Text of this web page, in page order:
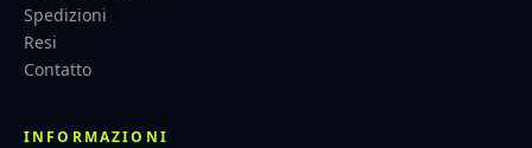
Spedizioni
Resi
Contatto
INFORMAZIONI